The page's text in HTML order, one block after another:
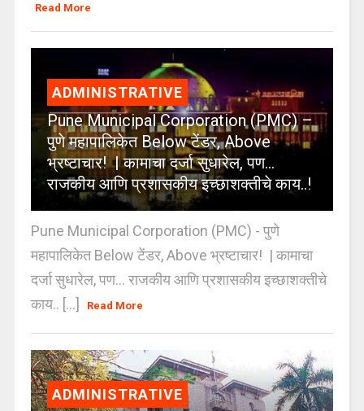
Read More
ADMINISTRATIVE
Pune Municipal Corporation (PMC) –
पुणे महापालिकेत Below टेंडर, Above
भ्रष्टाचार! | कामाचा दर्जा सुधारेल, पण…
राजकीय आणि प्रशासकीय इच्छाशक्तीचे काय..!
Pune Municipal Corporation (PMC) - पुणे
महापालिकेत Below टेंडर, Above भ्रष्टाचार! | कामाचा
दर्जा सुधारेल, पण… राजकीय आणि प्रशासकीय इच्छाशक्तीचे
काय.. [...]
Read More
ADMINISTRATIVE